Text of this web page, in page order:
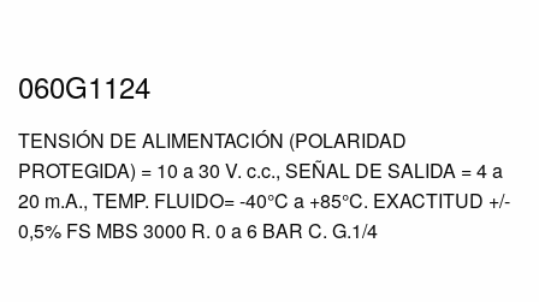
060G1124
TENSIÓN DE ALIMENTACIÓN (POLARIDAD
PROTEGIDA) = 10 a 30 V. c.c., SEÑAL DE SALIDA = 4 a
20 m.A., TEMP. FLUIDO= -40°C a +85°C. EXACTITUD +/-
0,5% FS MBS 3000 R. 0 a 6 BAR C. G.1/4